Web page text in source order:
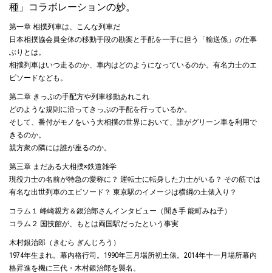
種」コラボレーションの妙。
第一章 相撲列車は、こんな列車だ
日本相撲協会員全体の移動手段の勘案と手配を一手に担う「輸送係」の仕事
ぶりとは。
相撲列車はいつ走るのか、車内はどのようになっているのか。有名力士のエ
ピソードなども。
第二章 きっぷの手配方や列車移動あれこれ
どのような規則に沿ってきっぷの手配を行っているか。
そして、番付がモノをいう大相撲の世界において、誰がグリーン車を利用で
きるのか。
親方衆の隣には誰が座るのか。
第三章 まだある大相撲×鉄道雑学
現役力士の名前が特急の愛称に？ 運転士に転身した力士がいる？ その筋では
有名な出世列車のエピソード？ 東京駅のイメージは横綱の土俵入り？
コラム１ 峰崎親方＆銀治郎さんインタビュー（聞き手 能町みね子）
コラム２ 国技館が、もとは両国駅だったという事実
木村銀治郎（きむら ぎんじろう）
1974年生まれ。幕内格行司。1990年三月場所初土俵。2014年十一月場所幕内
格昇進を機に三代・木村銀治郎を襲名。